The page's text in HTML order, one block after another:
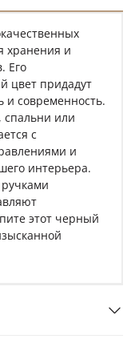
хранения и
Его
цвет придадут
и современность.
спальни или
с
и
интерьера.
этот черный